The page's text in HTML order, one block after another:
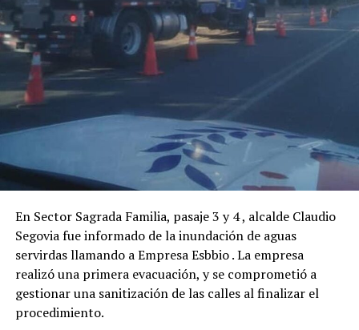
En Sector Sagrada Familia, pasaje 3 y 4 , alcalde Claudio
Segovia fue informado de la inundación de aguas
servirdas llamando a Empresa Esbbio . La empresa
realizó una primera evacuación, y se comprometió a
gestionar una sanitización de las calles al finalizar el
procedimiento.